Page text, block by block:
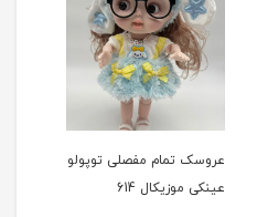
عروسک تمام مفصلی توپولو
عینکی موزيکال 614